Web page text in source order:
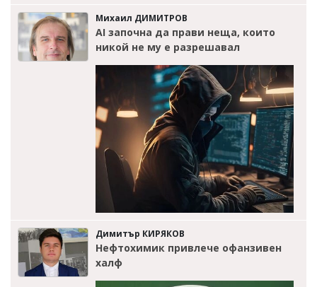
Михаил ДИМИТРОВ
AI започна да прави неща, които
никой не му е разрешавал
Димитър КИРЯКОВ
Нефтохимик привлече офанзивен
халф